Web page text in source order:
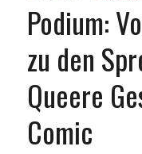
Podium:
zu den
Queere
Comic